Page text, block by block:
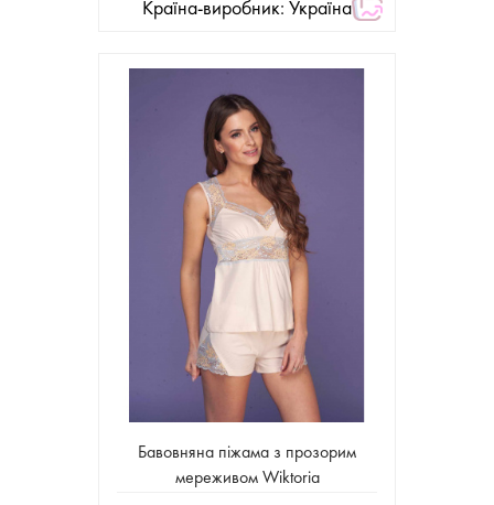
Країна-виробник: Україна
Бавовняна піжама з прозорим
мереживом Wiktoria